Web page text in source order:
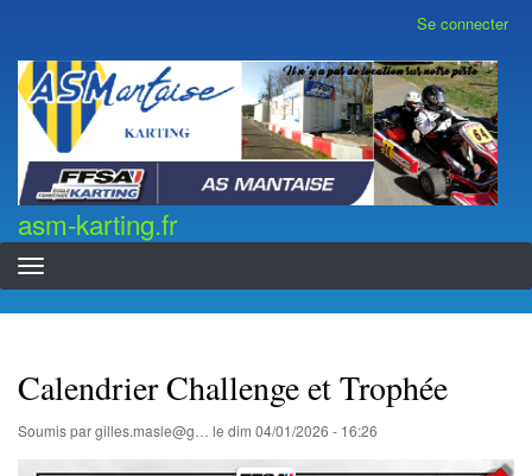
contenu
principal
compte
de
l'utilisateur
Se connecter
asm-karting.fr
asm-karting.fr
Calendrier Challenge et Trophée
Soumis pargilles.masle@g… le dim 04/01/2026 - 16:26